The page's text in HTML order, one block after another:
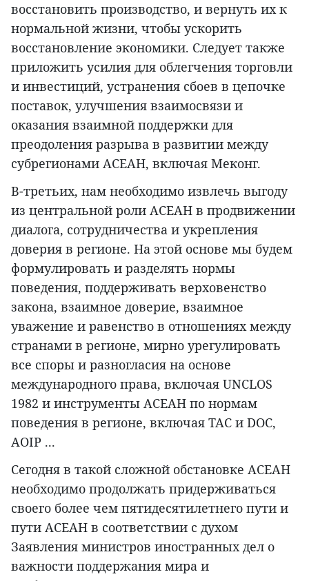
восстановить производство, и вернуть их к
нормальной жизни, чтобы ускорить
восстановление экономики. Следует также
приложить усилия для облегчения торговли
и инвестиций, устранения сбоев в цепочке
поставок, улучшения взаимосвязи и
оказания взаимной поддержки для
преодоления разрыва в развитии между
субрегионами АСЕАН, включая Меконг.
В-третьих, нам необходимо извлечь выгоду
из центральной роли АСЕАН в продвижении
диалога, сотрудничества и укрепления
доверия в регионе. На этой основе мы будем
формулировать и разделять нормы
поведения, поддерживать верховенство
закона, взаимное доверие, взаимное
уважение и равенство в отношениях между
странами в регионе, мирно урегулировать
все споры и разногласия на основе
международного права, включая UNCLOS
1982 и инструменты АСЕАН по нормам
поведения в регионе, включая TAC и DOC,
AOIP ...
Сегодня в такой сложной обстановке АСЕАН
необходимо продолжать придерживаться
своего более чем пятидесятилетнего пути и
пути АСЕАН в соответствии с духом
Заявления министров иностранных дел о
важности поддержания мира и